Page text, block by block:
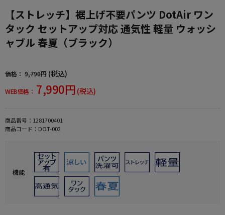
【ストレッチ】裾上げ不要パンツ DotAir ワン
タック セットアップ対応 通気性 軽量 ウォッシ
ャブル 春夏（ブラック）
価格： 9,790円 (税込)
WEB価格： 7,990円 (税込)
商品番号： 1281700401
商品コード： DOT-002
機能